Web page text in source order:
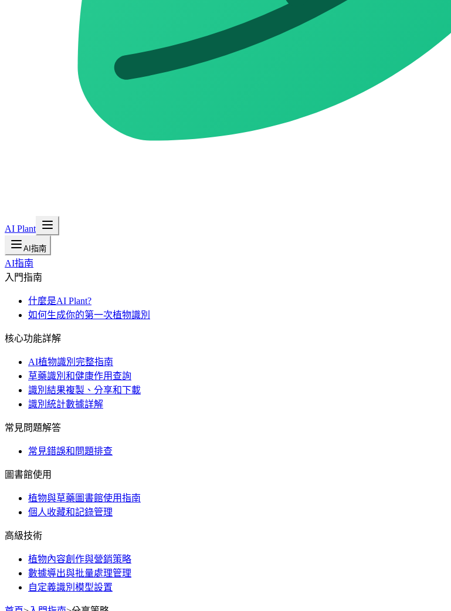
AI Plant
AI指南
AI指南
入門指南
什麼是AI Plant?
如何生成你的第一次植物識別
核心功能詳解
AI植物識別完整指南
草藥識別和健康作用查詢
識別結果複製、分享和下載
識別統計數據詳解
常見問題解答
常見錯誤和問題排查
圖書館使用
植物與草藥圖書館使用指南
個人收藏和記錄管理
高級技術
植物內容創作與營銷策略
數據導出與批量處理管理
自定義識別模型設置